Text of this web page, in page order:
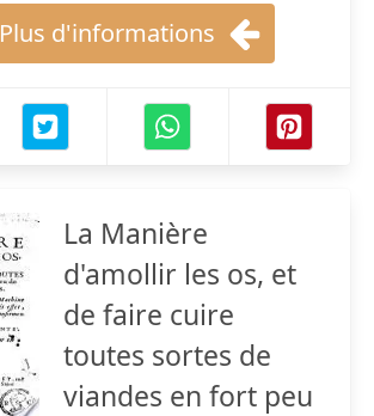
Plus d'informations
La Manière
d'amollir les os, et
de faire cuire
toutes sortes de
viandes en fort peu